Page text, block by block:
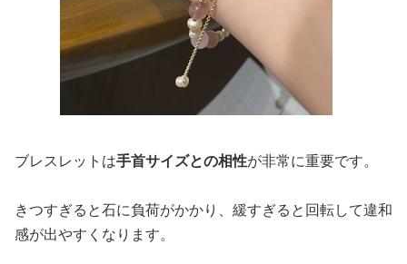
ブレスレットは手首サイズとの相性が非常に重要です。
きつすぎると石に負荷がかかり、緩すぎると回転して違和
感が出やすくなります。